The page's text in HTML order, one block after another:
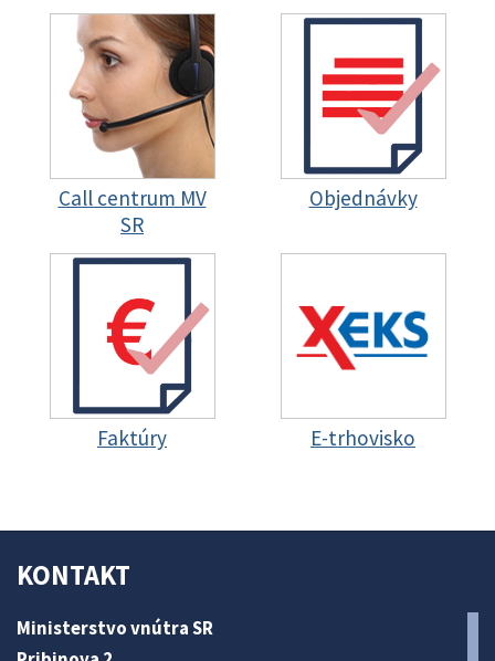
Call centrum MV
SR
Objednávky
Faktúry E-trhovisko
KONTAKT
Ministerstvo vnútra SR